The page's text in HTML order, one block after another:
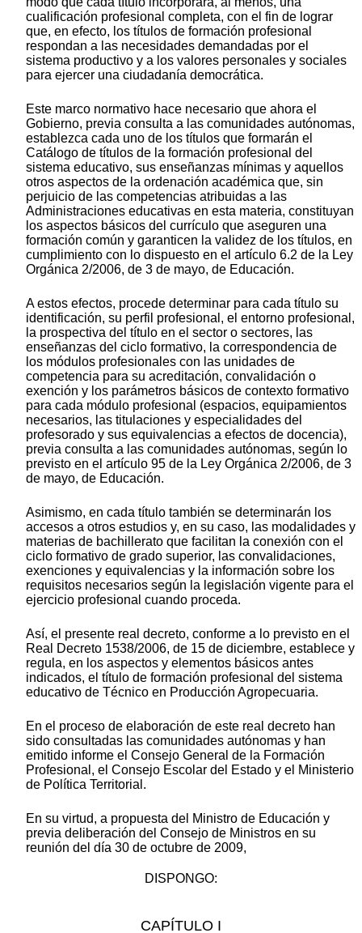
cualificación profesional completa, con el fin de lograr
que, en efecto, los títulos de formación profesional
respondan a las necesidades demandadas por el
sistema productivo y a los valores personales y sociales
para ejercer una ciudadanía democrática.
Este marco normativo hace necesario que ahora el
Gobierno, previa consulta a las comunidades autónomas,
establezca cada uno de los títulos que formarán el
Catálogo de títulos de la formación profesional del
sistema educativo, sus enseñanzas mínimas y aquellos
otros aspectos de la ordenación académica que, sin
perjuicio de las competencias atribuidas a las
Administraciones educativas en esta materia, constituyan
los aspectos básicos del currículo que aseguren una
formación común y garanticen la validez de los títulos, en
cumplimiento con lo dispuesto en el artículo 6.2 de la Ley
Orgánica 2/2006, de 3 de mayo, de Educación.
A estos efectos, procede determinar para cada título su
identificación, su perfil profesional, el entorno profesional,
la prospectiva del título en el sector o sectores, las
enseñanzas del ciclo formativo, la correspondencia de
los módulos profesionales con las unidades de
competencia para su acreditación, convalidación o
exención y los parámetros básicos de contexto formativo
para cada módulo profesional (espacios, equipamientos
necesarios, las titulaciones y especialidades del
profesorado y sus equivalencias a efectos de docencia),
previa consulta a las comunidades autónomas, según lo
previsto en el artículo 95 de la Ley Orgánica 2/2006, de 3
de mayo, de Educación.
Asimismo, en cada título también se determinarán los
accesos a otros estudios y, en su caso, las modalidades y
materias de bachillerato que facilitan la conexión con el
ciclo formativo de grado superior, las convalidaciones,
exenciones y equivalencias y la información sobre los
requisitos necesarios según la legislación vigente para el
ejercicio profesional cuando proceda.
Así, el presente real decreto, conforme a lo previsto en el
Real Decreto 1538/2006, de 15 de diciembre, establece y
regula, en los aspectos y elementos básicos antes
indicados, el título de formación profesional del sistema
educativo de Técnico en Producción Agropecuaria.
En el proceso de elaboración de este real decreto han
sido consultadas las comunidades autónomas y han
emitido informe el Consejo General de la Formación
Profesional, el Consejo Escolar del Estado y el Ministerio
de Política Territorial.
En su virtud, a propuesta del Ministro de Educación y
previa deliberación del Consejo de Ministros en su
reunión del día 30 de octubre de 2009,
DISPONGO:
CAPÍTULO I